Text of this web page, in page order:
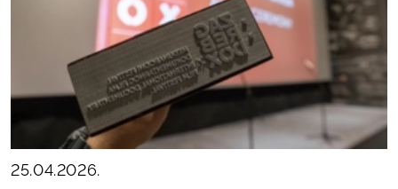
25.04.2026.